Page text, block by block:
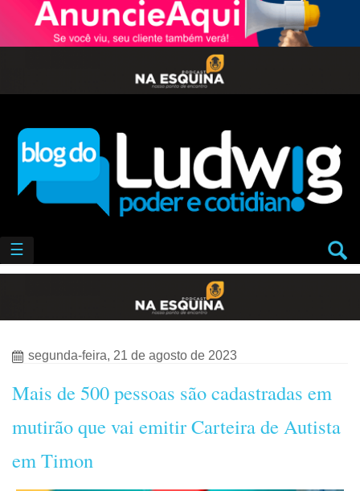
☰
segunda-feira, 21 de agosto de 2023
Mais de 500 pessoas são cadastradas em
mutirão que vai emitir Carteira de Autista
em Timon